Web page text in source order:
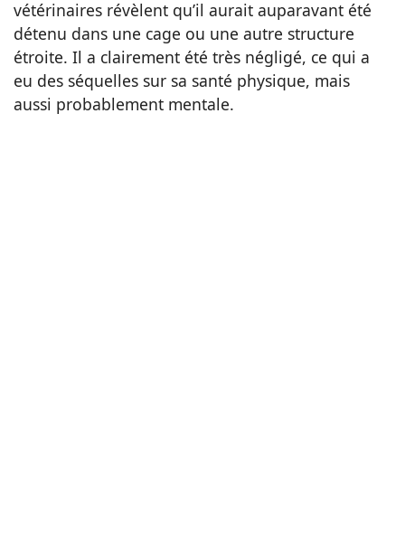
vétérinaires révèlent qu’il aurait auparavant été
détenu dans une cage ou une autre structure
étroite. Il a clairement été très négligé, ce qui a
eu des séquelles sur sa santé physique, mais
aussi probablement mentale.